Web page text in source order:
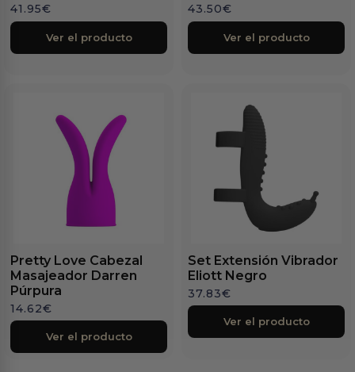
41.95€
Ver el producto
43.50€
Ver el producto
Pretty Love Cabezal
Masajeador Darren
Púrpura
14.62€
Ver el producto
Set Extensión Vibrador
Eliott Negro
37.83€
Ver el producto